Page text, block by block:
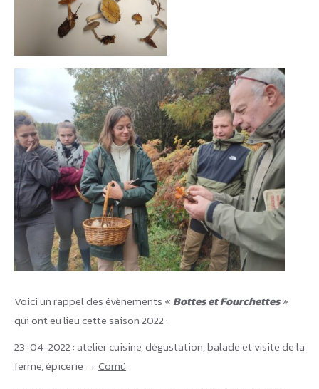
Voici un rappel des évènements «Bottes et Fourchettes»
qui ont eu lieu cette saison 2022 :
23-04-2022 : atelier cuisine, dégustation, balade et visite de la
ferme, épicerie → Cornü